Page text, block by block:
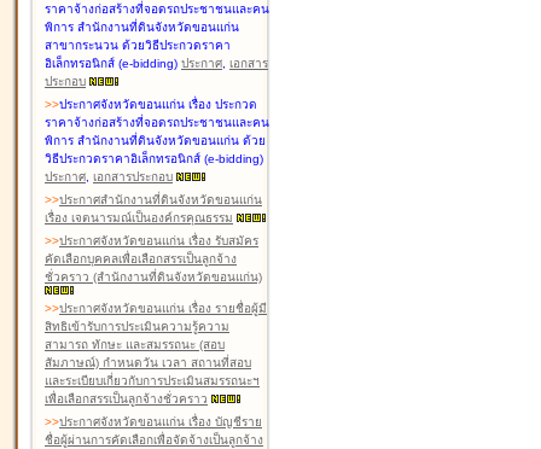
ราคาจ้างก่อสร้างที่จอดรถประชาชนและคน
พิการ สำนักงานที่ดินจังหวัดขอนแก่น
สาขากระนวน ด้วยวิธีประกวดราคา
อิเล็กทรอนิกส์ (e-bidding) ประกาศ, เอกสาร
ประกอบ
>>ประกาศจังหวัดขอนแก่น เรื่อง ประกวด
ราคาจ้างก่อสร้างที่จอดรถประชาชนและคน
พิการ สำนักงานที่ดินจังหวัดขอนแก่น ด้วย
วิธีประกวดราคาอิเล็กทรอนิกส์ (e-bidding)
ประกาศ, เอกสารประกอบ
>>ประกาศสำนักงานที่ดินจังหวัดขอนแก่น
เรื่อง เจตนารมณ์เป็นองค์กรคุณธรรม
>>ประกาศจังหวัดขอนแก่น เรื่อง รับสมัคร
คัดเลือกบุคคลเพื่อเลือกสรรเป็นลูกจ้าง
ชั่วคราว (สำนักงานที่ดินจังหวัดขอนแก่น)
>>ประกาศจังหวัดขอนแก่น เรื่อง รายชื่อผู้มี
สิทธิเข้ารับการประเมินความรู้ความ
สามารถ ทักษะ และสมรรถนะ (สอบ
สัมภาษณ์) กำหนดวัน เวลา สถานที่สอบ
และระเบียบเกี่ยวกับการประเมินสมรรถนะฯ
เพื่อเลือกสรรเป็นลูกจ้างชั่วคราว
>>ประกาศจังหวัดขอนแก่น เรื่อง บัญชีราย
ชื่อผู้ผ่านการคัดเลือกเพื่อจัดจ้างเป็นลูกจ้าง